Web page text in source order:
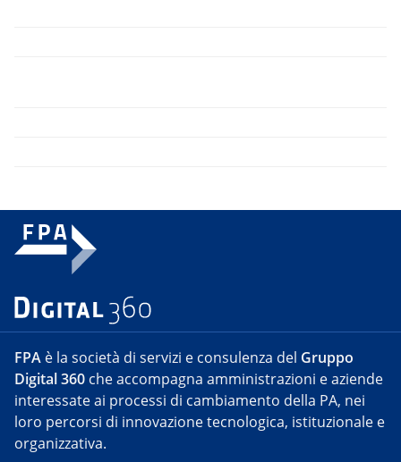
FPA è la società di servizi e consulenza del Gruppo
Digital 360 che accompagna amministrazioni e aziende
interessate ai processi di cambiamento della PA, nei
loro percorsi di innovazione tecnologica, istituzionale e
organizzativa.